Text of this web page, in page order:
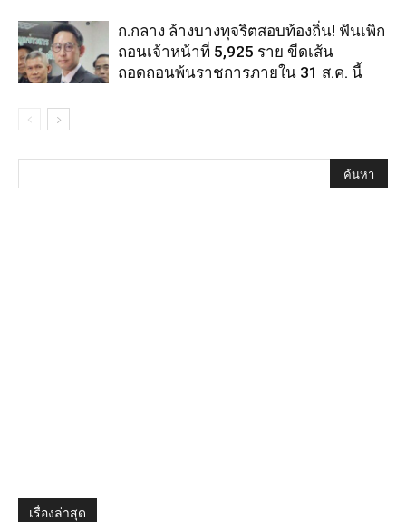
ก.กลาง ล้างบางทุจริตสอบท้องถิ่น! ฟันเพิก
ถอนเจ้าหน้าที่ 5,925 ราย ขีดเส้น
ถอดถอนพ้นราชการภายใน 31 ส.ค. นี้
เรื่องล่าสุด